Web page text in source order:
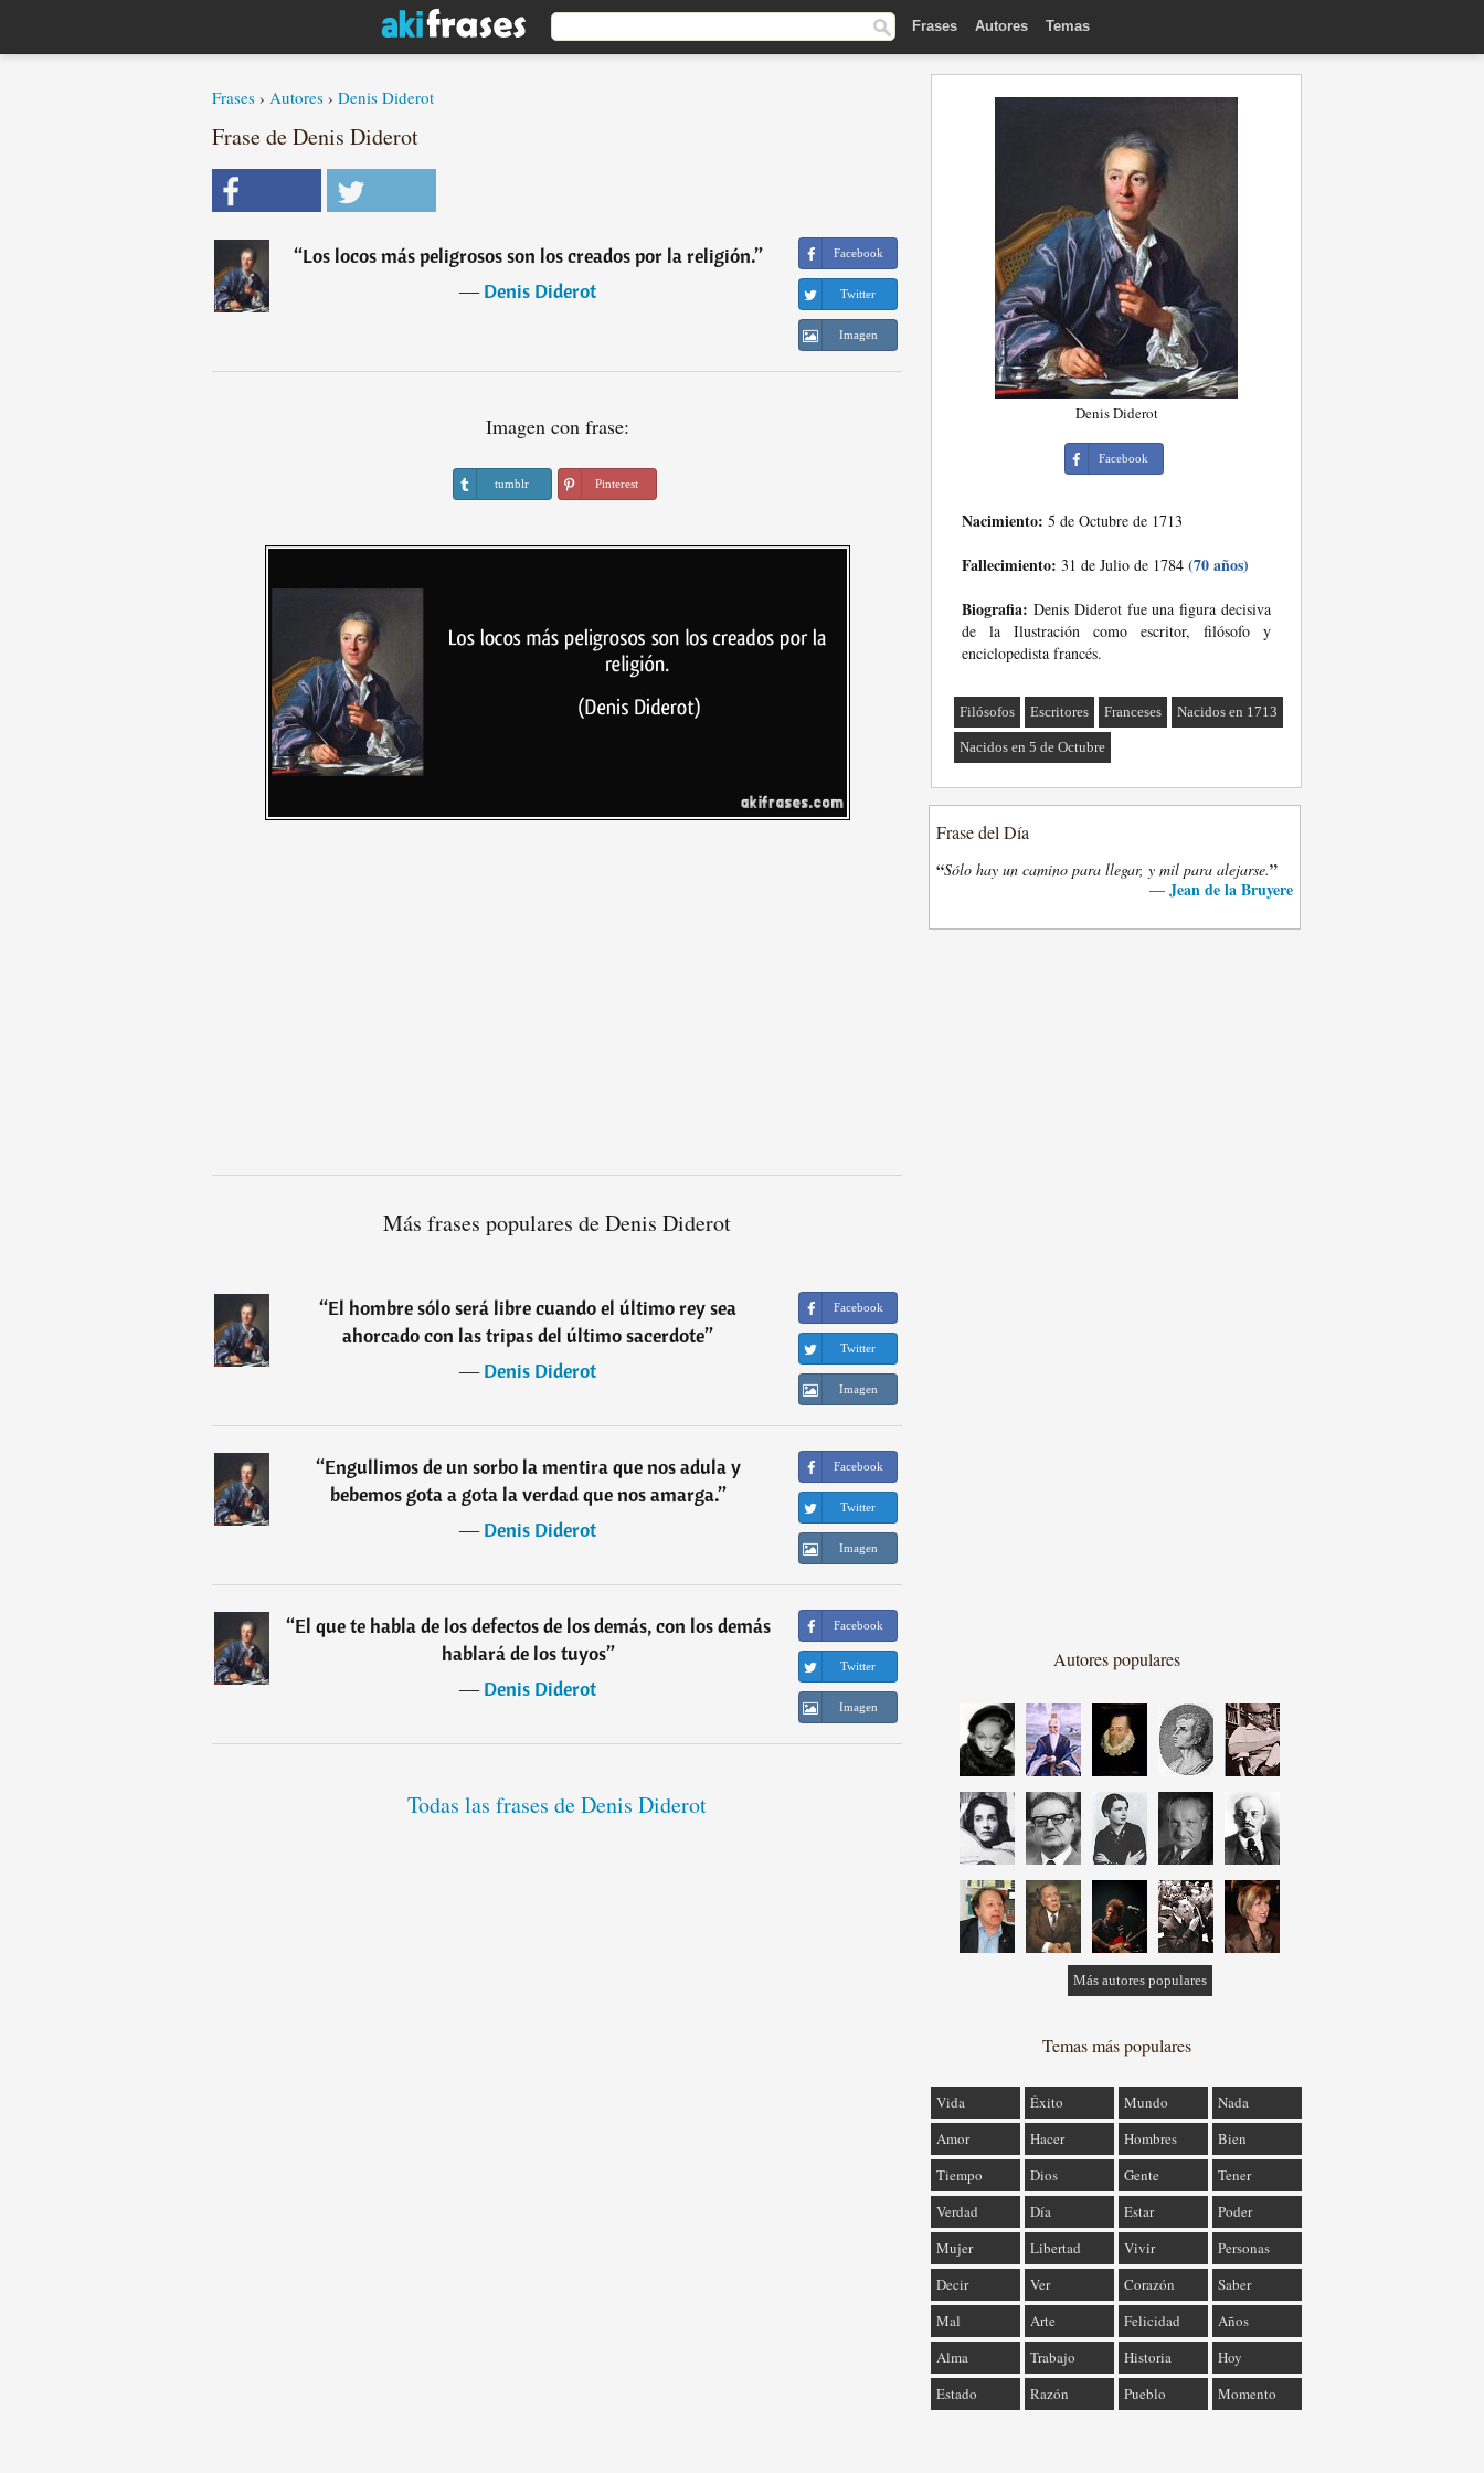
Frases Autores Temas
Frases › Autores › Denis Diderot
Frase de Denis Diderot
“Los locos más peligrosos son los creados por la religión.”
―Denis Diderot
Facebook
Twitter
Imagen
Imagen con frase:
tumblr Pinterest
Más frases populares de Denis Diderot
“El hombre sólo será libre cuando el último rey sea
ahorcado con las tripas del último sacerdote”
―Denis Diderot
Facebook
Twitter
Imagen
“Engullimos de un sorbo la mentira que nos adula y
bebemos gota a gota la verdad que nos amarga.”
―Denis Diderot
Facebook
Twitter
Imagen
“El que te habla de los defectos de los demás, con los demás
hablará de los tuyos”
―Denis Diderot
Facebook
Twitter
Imagen
Todas las frases de Denis Diderot
Denis Diderot
Facebook
Nacimiento: 5 de Octubre de 1713
Fallecimiento: 31 de Julio de 1784 (70 años)
Biografia: Denis Diderot fue una figura decisiva
de la Ilustración como escritor, filósofo y
enciclopedista francés.
Filósofos Escritores Franceses Nacidos en 1713
Nacidos en 5 de Octubre
Frase del Día
“Sólo hay un camino para llegar, y mil para alejarse.”
— Jean de la Bruyere
Autores populares
Más autores populares
Temas más populares
Vida Éxito Mundo
Nada
Amor
Hacer Hombres
Bien
Tiempo
Dios Gente
Tener
Verdad
Día Estar
Poder
Mujer
Libertad Vivir
Personas
Decir
Ver Corazón
Saber
Mal
Arte Felicidad
Años
Alma
Trabajo Historia
Hoy
Estado
Razón Pueblo Momento